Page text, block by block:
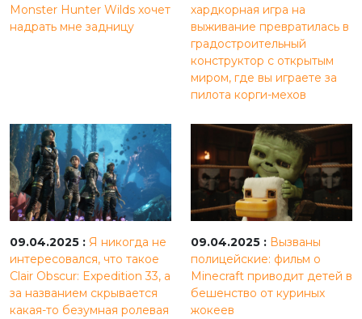
Monster Hunter Wilds хочет
надрать мне задницу
хардкорная игра на
выживание превратилась в
градостроительный
конструктор с открытым
миром, где вы играете за
пилота корги-мехов
09.04.2025 : Я никогда не
интересовался, что такое
Clair Obscur: Expedition 33, а
за названием скрывается
какая-то безумная ролевая
09.04.2025 : Вызваны
полицейские: фильм о
Minecraft приводит детей в
бешенство от куриных
жокеев